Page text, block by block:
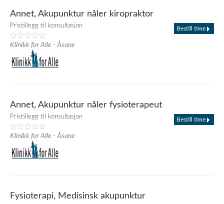
Annet, Akupunktur nåler kiropraktor
Pristillegg til konsultasjon
Klinikk for Alle - Åsane
Bestill time
Annet, Akupunktur nåler fysioterapeut
Pristillegg til konsultasjon
Klinikk for Alle - Åsane
Bestill time
Fysioterapi, Medisinsk akupunktur